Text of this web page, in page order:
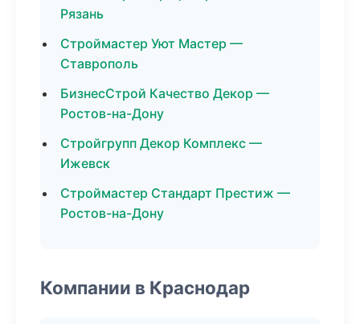
Рязань
Строймастер Уют Мастер —
Ставрополь
БизнесСтрой Качество Декор —
Ростов-на-Дону
Стройгрупп Декор Комплекс —
Ижевск
Строймастер Стандарт Престиж —
Ростов-на-Дону
Компании в Краснодар